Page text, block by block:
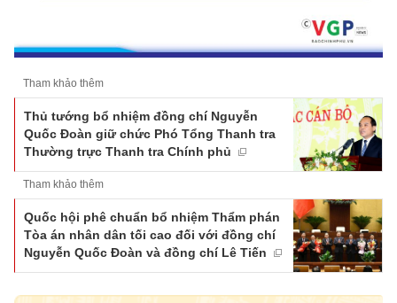
Tham khảo thêm
Thủ tướng bổ nhiệm đồng chí Nguyễn
Quốc Đoàn giữ chức Phó Tổng Thanh tra
Thường trực Thanh tra Chính phủ
Tham khảo thêm
Quốc hội phê chuẩn bổ nhiệm Thẩm phán
Tòa án nhân dân tối cao đối với đồng chí
Nguyễn Quốc Đoàn và đồng chí Lê Tiến